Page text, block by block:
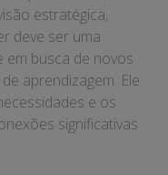
estratégica,
deve ser uma
em busca de novos
aprendizagem. Ele
e os
significativas